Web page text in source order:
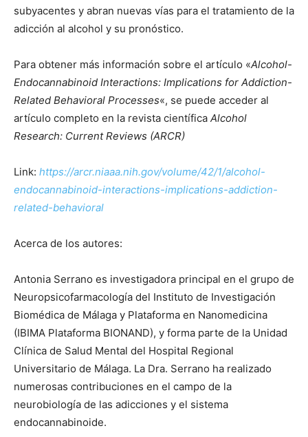
subyacentes y abran nuevas vías para el tratamiento de la
adicción al alcohol y su pronóstico.
Para obtener más información sobre el artículo «Alcohol-
Endocannabinoid Interactions: Implications for Addiction-
Related Behavioral Processes«, se puede acceder al
artículo completo en la revista científica Alcohol
Research: Current Reviews (ARCR)
Link: https://arcr.niaaa.nih.gov/volume/42/1/alcohol-
endocannabinoid-interactions-implications-addiction-
related-behavioral
Acerca de los autores:
Antonia Serrano es investigadora principal en el grupo de
Neuropsicofarmacología del Instituto de Investigación
Biomédica de Málaga y Plataforma en Nanomedicina
(IBIMA Plataforma BIONAND), y forma parte de la Unidad
Clínica de Salud Mental del Hospital Regional
Universitario de Málaga. La Dra. Serrano ha realizado
numerosas contribuciones en el campo de la
neurobiología de las adicciones y el sistema
endocannabinoide.